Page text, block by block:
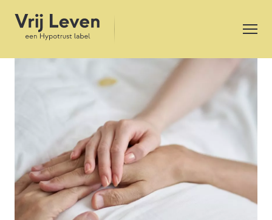
Overlijden